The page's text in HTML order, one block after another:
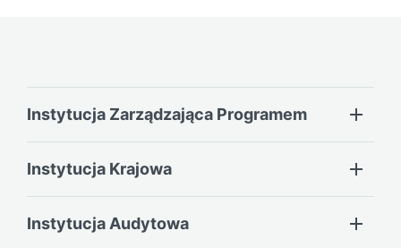
Instytucja Zarządzająca Programem
Instytucja Krajowa
Instytucja Audytowa